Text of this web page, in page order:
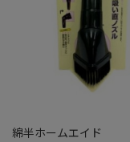
綿半ホームエイド